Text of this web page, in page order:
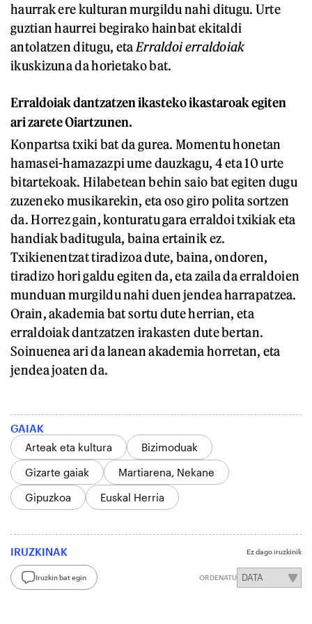
haurrak ere kulturan murgildu nahi ditugu. Urte
guztian haurrei begirako hainbat ekitaldi
antolatzen ditugu, eta Erraldoi erraldoiak
ikuskizuna da horietako bat.
Erraldoiak dantzatzen ikasteko ikastaroak egiten
ari zarete Oiartzunen.
Konpartsa txiki bat da gurea. Momentu honetan
hamasei-hamazazpi ume dauzkagu, 4 eta 10 urte
bitartekoak. Hilabetean behin saio bat egiten dugu
zuzeneko musikarekin, eta oso giro polita sortzen
da. Horrez gain, konturatu gara erraldoi txikiak eta
handiak baditugula, baina ertainik ez.
Txikienentzat tiradizoa dute, baina, ondoren,
tiradizo hori galdu egiten da, eta zaila da erraldoien
munduan murgildu nahi duen jendea harrapatzea.
Orain, akademia bat sortu dute herrian, eta
erraldoiak dantzatzen irakasten dute bertan.
Soinuenea ari da lanean akademia horretan, eta
jendea joaten da.
GAIAK
Arteak eta kultura
Bizimoduak
Gizarte gaiak
Martiarena, Nekane
Gipuzkoa
Euskal Herria
IRUZKINAK Ez dago iruzkinik
Iruzkin bat egin ORDENATU